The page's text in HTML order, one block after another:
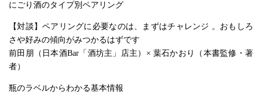
にごり酒のタイプ別ペアリング
【対談】ペアリングに必要なのは、まずはチャレンジ 。おもしろ
さや好みの傾向がみつかるはずです
前田朋（日本酒Bar「酒坊主」店主）× 葉石かおり（本書監修・著
者）
瓶のラベルからわかる基本情報